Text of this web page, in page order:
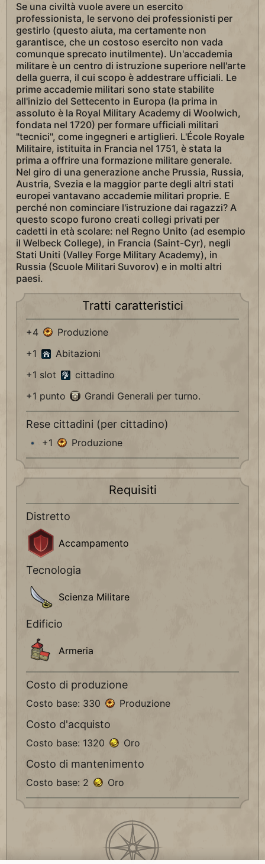
Se una civiltà vuole avere un esercito
professionista, le servono dei professionisti per
gestirlo (questo aiuta, ma certamente non
garantisce, che un costoso esercito non vada
comunque sprecato inutilmente). Un'accademia
militare è un centro di istruzione superiore nell'arte
della guerra, il cui scopo è addestrare ufficiali. Le
prime accademie militari sono state stabilite
all'inizio del Settecento in Europa (la prima in
assoluto è la Royal Military Academy di Woolwich,
fondata nel 1720) per formare ufficiali militari
"tecnici", come ingegneri e artiglieri. L'École Royale
Militaire, istituita in Francia nel 1751, è stata la
prima a offrire una formazione militare generale.
Nel giro di una generazione anche Prussia, Russia,
Austria, Svezia e la maggior parte degli altri stati
europei vantavano accademie militari proprie. E
perché non cominciare l'istruzione dai ragazzi? A
questo scopo furono creati collegi privati per
cadetti in età scolare: nel Regno Unito (ad esempio
il Welbeck College), in Francia (Saint-Cyr), negli
Stati Uniti (Valley Forge Military Academy), in
Russia (Scuole Militari Suvorov) e in molti altri
paesi.
Tratti caratteristici
+4
Produzione
+1
Abitazioni
+1 slot
cittadino
+1 punto
Grandi Generali per turno.
Rese cittadini (per cittadino)
+1 Produzione
Requisiti
Distretto
Accampamento
Tecnologia
Scienza Militare
Edificio
Armeria
Costo di produzione
Costo base: 330 Produzione
Costo d'acquisto
Costo base: 1320 Oro
Costo di mantenimento
Costo base: 2 Oro